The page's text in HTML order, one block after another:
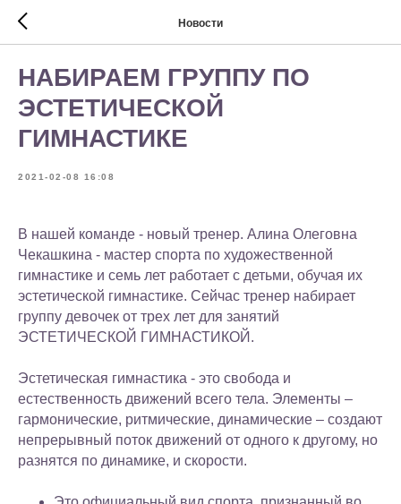
Новости
НАБИРАЕМ ГРУППУ ПО
ЭСТЕТИЧЕСКОЙ
ГИМНАСТИКЕ
2021-02-08 16:08
В нашей команде - новый тренер. Алина Олеговна
Чекашкина - мастер спорта по художественной
гимнастике и семь лет работает с детьми, обучая их
эстетической гимнастике. Сейчас тренер набирает
группу девочек от трех лет для занятий
ЭСТЕТИЧЕСКОЙ ГИМНАСТИКОЙ.
Эстетическая гимнастика - это свобода и
естественность движений всего тела. Элементы –
гармонические, ритмические, динамические – создают
непрерывный поток движений от одного к другому, но
разнятся по динамике, и скорости.